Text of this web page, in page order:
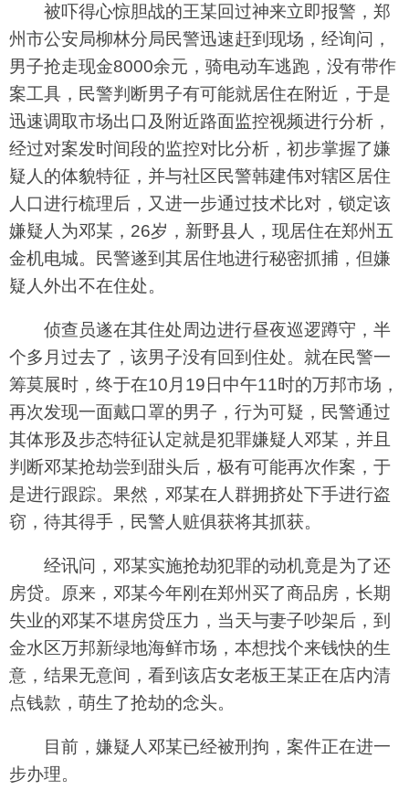
被吓得心惊胆战的王某回过神来立即报警，郑
州市公安局柳林分局民警迅速赶到现场，经询问，
男子抢走现金8000余元，骑电动车逃跑，没有带作
案工具，民警判断男子有可能就居住在附近，于是
迅速调取市场出口及附近路面监控视频进行分析，
经过对案发时间段的监控对比分析，初步掌握了嫌
疑人的体貌特征，并与社区民警韩建伟对辖区居住
人口进行梳理后，又进一步通过技术比对，锁定该
嫌疑人为邓某，26岁，新野县人，现居住在郑州五
金机电城。民警遂到其居住地进行秘密抓捕，但嫌
疑人外出不在住处。
侦查员遂在其住处周边进行昼夜巡逻蹲守，半
个多月过去了，该男子没有回到住处。就在民警一
筹莫展时，终于在10月19日中午11时的万邦市场，
再次发现一面戴口罩的男子，行为可疑，民警通过
其体形及步态特征认定就是犯罪嫌疑人邓某，并且
判断邓某抢劫尝到甜头后，极有可能再次作案，于
是进行跟踪。果然，邓某在人群拥挤处下手进行盗
窃，待其得手，民警人赃俱获将其抓获。
经讯问，邓某实施抢劫犯罪的动机竟是为了还
房贷。原来，邓某今年刚在郑州买了商品房，长期
失业的邓某不堪房贷压力，当天与妻子吵架后，到
金水区万邦新绿地海鲜市场，本想找个来钱快的生
意，结果无意间，看到该店女老板王某正在店内清
点钱款，萌生了抢劫的念头。
目前，嫌疑人邓某已经被刑拘，案件正在进一
步办理。